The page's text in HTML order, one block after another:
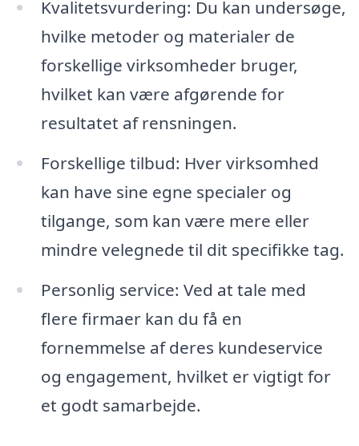
Kvalitetsvurdering: Du kan undersøge,
hvilke metoder og materialer de
forskellige virksomheder bruger,
hvilket kan være afgørende for
resultatet af rensningen.
Forskellige tilbud: Hver virksomhed
kan have sine egne specialer og
tilgange, som kan være mere eller
mindre velegnede til dit specifikke tag.
Personlig service: Ved at tale med
flere firmaer kan du få en
fornemmelse af deres kundeservice
og engagement, hvilket er vigtigt for
et godt samarbejde.